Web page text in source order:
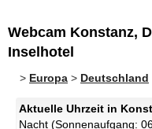
Webcam Konstanz,
Inselhotel
> Europa > Deutschland
Aktuelle Uhrzeit in
Nacht (Sonnenaufgang: